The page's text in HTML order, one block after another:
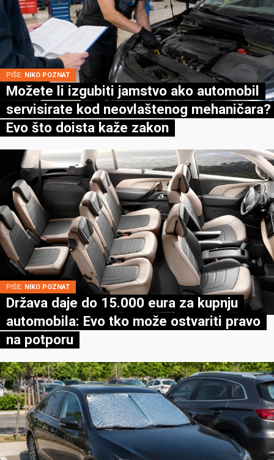
PIŠE: NIKO POZNAT
Možete li izgubiti jamstvo ako automobil
servisirate kod neovlaštenog mehaničara?
Evo što doista kaže zakon
PIŠE: NIKO POZNAT
Država daje do 15.000 eura za kupnju
automobila: Evo tko može ostvariti pravo
na potporu